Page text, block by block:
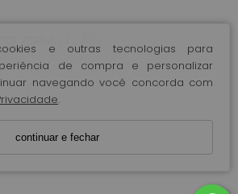
e outras tecnologias para
de compra e personalizar
navegando você concorda com
.
continuar e fechar